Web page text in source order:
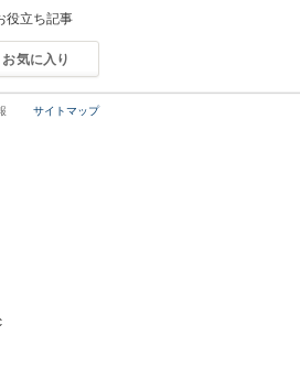
役立ち記事
お気に入り
サイトマップ